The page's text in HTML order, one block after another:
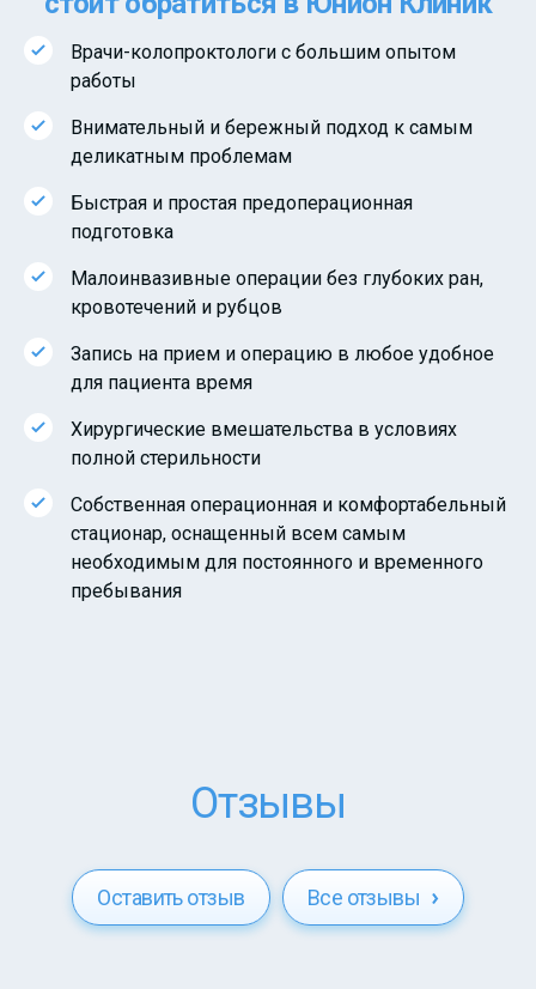
Врачи-колопроктологи с большим опытом
работы
Внимательный и бережный подход к самым
деликатным проблемам
Быстрая и простая предоперационная
подготовка
Малоинвазивные операции без глубоких ран,
кровотечений и рубцов
Запись на прием и операцию в любое удобное
для пациента время
Хирургические вмешательства в условиях
полной стерильности
Собственная операционная и комфортабельный
стационар, оснащенный всем самым
необходимым для постоянного и временного
пребывания
Отзывы
Оставить отзыв Все отзывы